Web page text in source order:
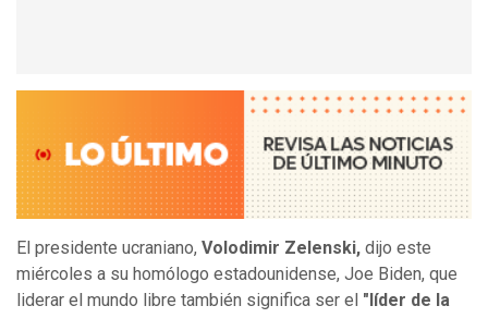
El presidente ucraniano, Volodimir Zelenski, dijo este
miércoles a su homólogo estadounidense, Joe Biden, que
liderar el mundo libre también significa ser el "líder de la